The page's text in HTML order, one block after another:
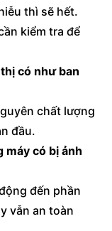
thì sẽ hết.
kiểm tra để
có như ban
chất lượng
đầu.
máy có bị ảnh
đến phần
vẫn an toàn